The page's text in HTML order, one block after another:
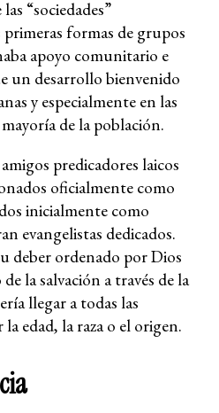
“sociedades”
formas de grupos
apoyo comunitario e
un desarrollo bienvenido
y especialmente en las
de la población.
predicadores laicos
oficialmente como
inicialmente como
evangelistas dedicados.
deber ordenado por Dios
la salvación a través de la
llegar a todas las
edad, la raza o el origen.